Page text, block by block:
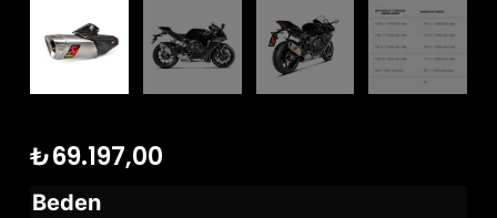
₺69.197,00
Beden